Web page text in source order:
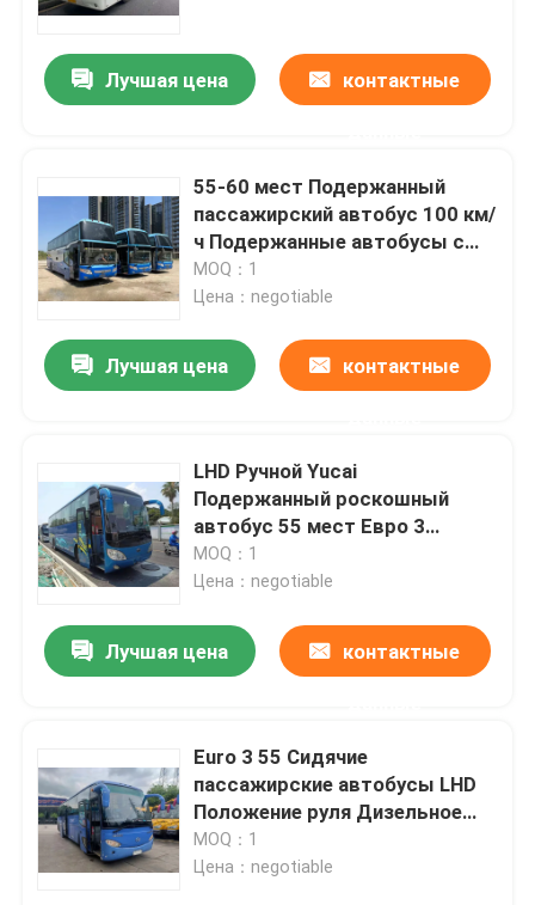
Лучшая цена контактные
55-60 мест Подержанный
пассажирский автобус 100 км/
ч Подержанные автобусы с
левым рулем
MOQ：1
Цена：negotiable
Лучшая цена контактные
LHD Ручной Yucai
Подержанный роскошный
автобус 55 мест Евро 3
Дизельный Подержанный
городской автобус
MOQ：1
Цена：negotiable
Лучшая цена контактные
Euro 3 55 Сидячие
пассажирские автобусы LHD
Положение руля Дизельное
топливо
MOQ：1
Цена：negotiable